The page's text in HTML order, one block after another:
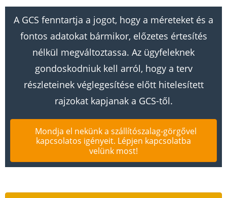
A GCS fenntartja a jogot, hogy a méreteket és a
fontos adatokat bármikor, előzetes értesítés
nélkül megváltoztassa. Az ügyfeleknek
gondoskodniuk kell arról, hogy a terv
részleteinek véglegesítése előtt hitelesített
rajzokat kapjanak a GCS-től.
Mondja el nekünk a szállítószalag-görgővel
kapcsolatos igényeit. Lépjen kapcsolatba
velünk most!